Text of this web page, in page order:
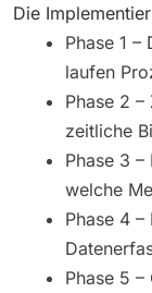
Die
Phase 1 –
laufen
Phase 2
zeitliche
Phase 3
welche
Phase 4
Phase 5